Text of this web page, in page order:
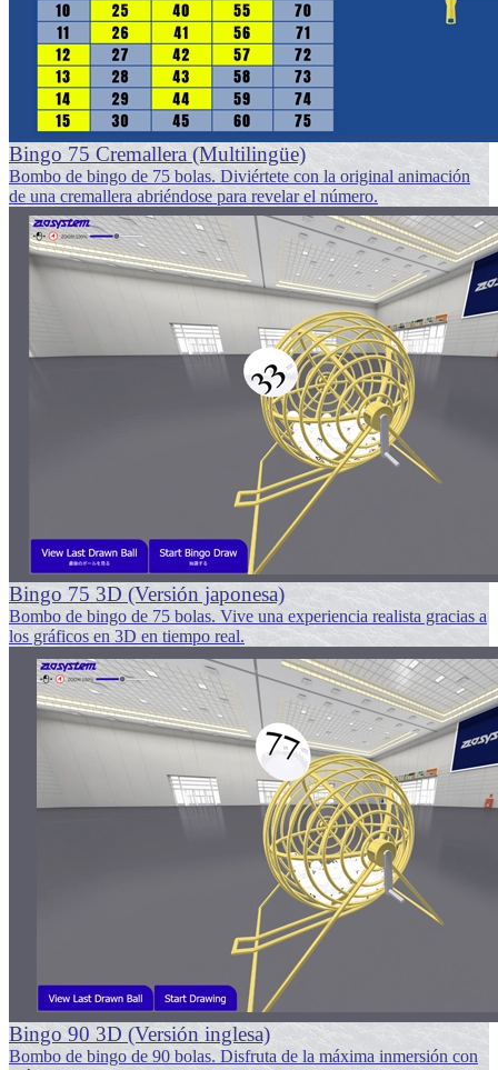
Bingo 75 Cremallera (Multilingüe)
Bombo de bingo de 75 bolas. Diviértete con la original animación
de una cremallera abriéndose para revelar el número.
Bingo 75 3D (Versión japonesa)
Bombo de bingo de 75 bolas. Vive una experiencia realista gracias a
los gráficos en 3D en tiempo real.
Bingo 90 3D (Versión inglesa)
Bombo de bingo de 90 bolas. Disfruta de la máxima inmersión con